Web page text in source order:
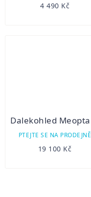
4 490 Kč
PTEJTE SE NA PRODEJNĚ
19 100 Kč